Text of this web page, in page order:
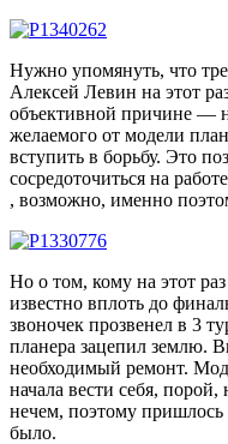
Нужно упомянуть, что
Алексей Левин на этот
объективной причине —
желаемого от модели
вступить в борьбу. Это
сосредоточиться на
, возможно, именно
Но о том, кому на этот
известно вплоть до
звоночек прозвенел в 3
планера зацепил землю.
необходимый ремонт.
начала вести себя,
нечем, поэтому пришлось
было.